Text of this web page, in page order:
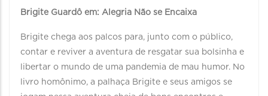
Brigite Guardô em: Alegria Não se Encaixa
Brigite chega aos palcos para, junto com o público,
contar e reviver a aventura de resgatar sua bolsinha e
libertar o mundo de uma pandemia de mau humor. No
livro homônimo, a palhaça Brigite e seus amigos se